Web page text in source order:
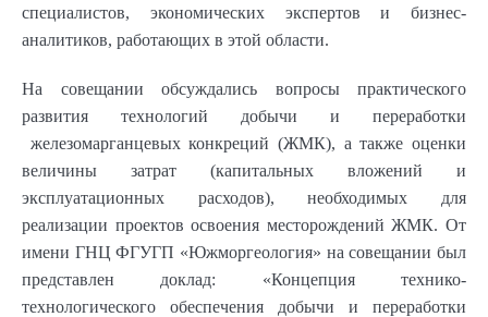
специалистов, экономических экспертов и бизнес-
аналитиков, работающих в этой области.
На совещании обсуждались вопросы практического
развития технологий добычи и переработки
железомарганцевых конкреций (ЖМК), а также оценки
величины затрат (капитальных вложений и
эксплуатационных расходов), необходимых для
реализации проектов освоения месторождений ЖМК. От
имени ГНЦ ФГУГП «Южморгеология» на совещании был
представлен доклад: «Концепция технико-
технологического обеспечения добычи и переработки